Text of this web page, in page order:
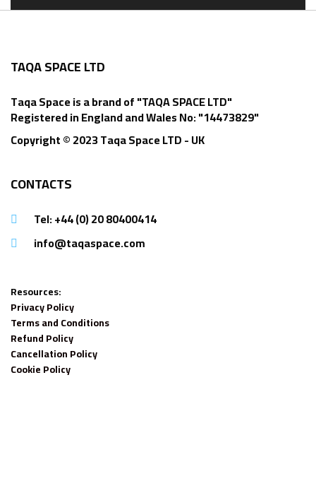
TAQA SPACE LTD
Taqa Space is a brand of "TAQA SPACE LTD"
Registered in England and Wales No: "14473829"
Copyright © 2023 Taqa Space LTD - UK
CONTACTS
Tel: +44 (0) 20 80400414
info@taqaspace.com
Resources:
Privacy Policy
Terms and Conditions
Refund Policy
Cancellation Policy
Cookie Policy